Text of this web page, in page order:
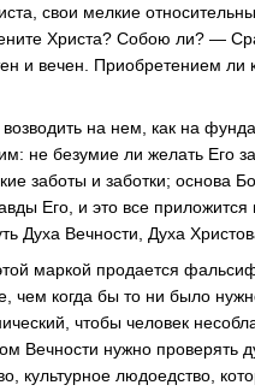
свои мелкие
Христа? Собою ли? —
и вечен. Приобретением ли
на нем, как на
не безумие ли желать Его
заботы и заботки; основа
Его, и это все приложится
Духа Вечности, Духа
маркой продается
чем когда бы то ни было
чтобы человек
Вечности нужно проверять
культурное людоедство,